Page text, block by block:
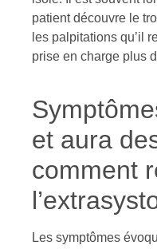
patient découvre le
les palpitations qu’il
prise en charge plus
et aura
comment
Les symptômes